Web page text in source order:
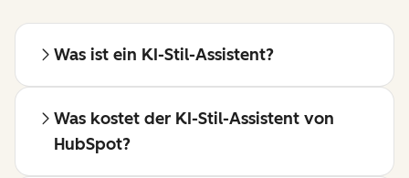
Was ist ein KI-Stil-Assistent?
Was kostet der KI-Stil-Assistent von
HubSpot?